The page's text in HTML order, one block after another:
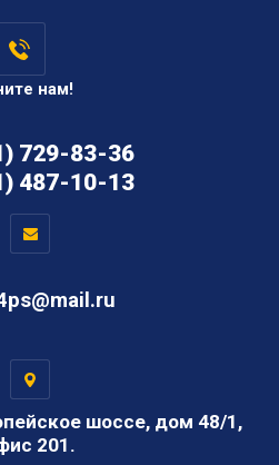
нам!
729-83-36
487-10-13
шоссе, дом 48/1,
201.